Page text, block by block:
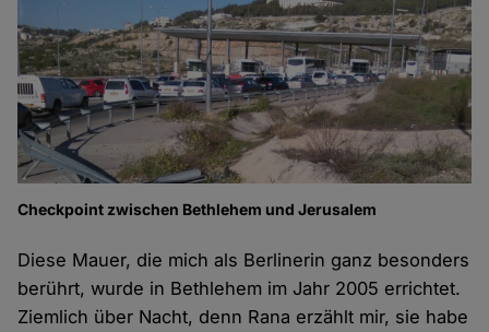
Checkpoint zwischen Bethlehem und Jerusalem
Diese Mauer, die mich als Berlinerin ganz besonders
berührt, wurde in Bethlehem im Jahr 2005 errichtet.
Ziemlich über Nacht, denn Rana erzählt mir, sie habe